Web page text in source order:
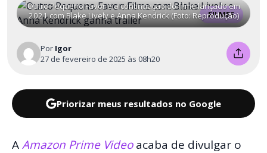
FILMES
Outro Pequeno Favor é a continuação do filme lançado em
2021 com Blake Lively e Anna Kendrick (Foto: Reprodução)
Por Igor
27 de fevereiro de 2025 às 08h20
Priorizar meus resultados no Google
AAmazon Prime Video acaba de divulgar o